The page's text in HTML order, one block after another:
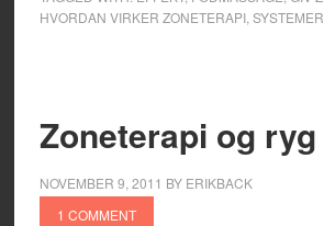
HVORDAN VIRKER ZONETERAPI, SYSTEMER
Zoneterapi og ryg
NOVEMBER 9, 2011 BY ERIKBACK
1 COMMENT